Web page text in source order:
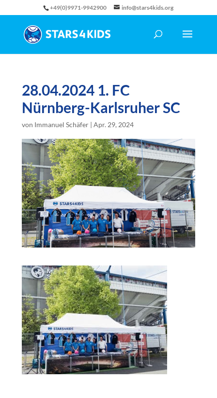
+49(0)9971-9942900 info@stars4kids.org
28.04.2024 1. FC
Nürnberg-Karlsruher SC
von Immanuel Schäfer| Apr. 29, 2024